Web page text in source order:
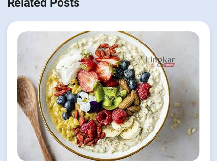
Related Posts